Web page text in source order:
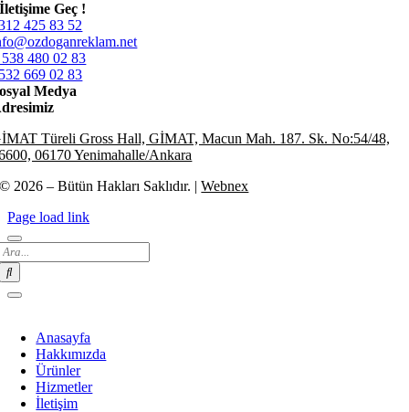
İletişime Geç !
425 83 52
480 02 83
669 02 83
Medya
Türeli Gross Hall, GİMAT, Macun Mah. 187. Sk. No:54/48,
06170 Yenimahalle/Ankara
© 2026 – Bütün Hakları Saklıdır. |Webnex
Page load link
Anasayfa
Hakkımızda
Ürünler
Hizmetler
İletişim